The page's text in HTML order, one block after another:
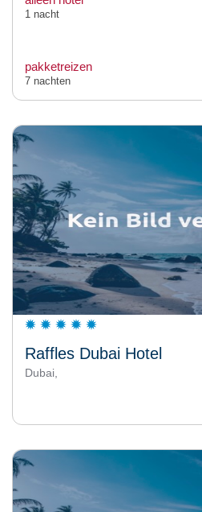
1 nacht
pakketreizen
7 nachten
Raffles Dubai Hotel
Dubai,